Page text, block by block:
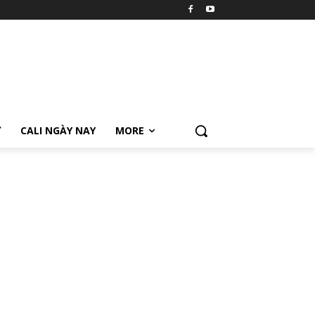
CALI NGÀY NAY MORE